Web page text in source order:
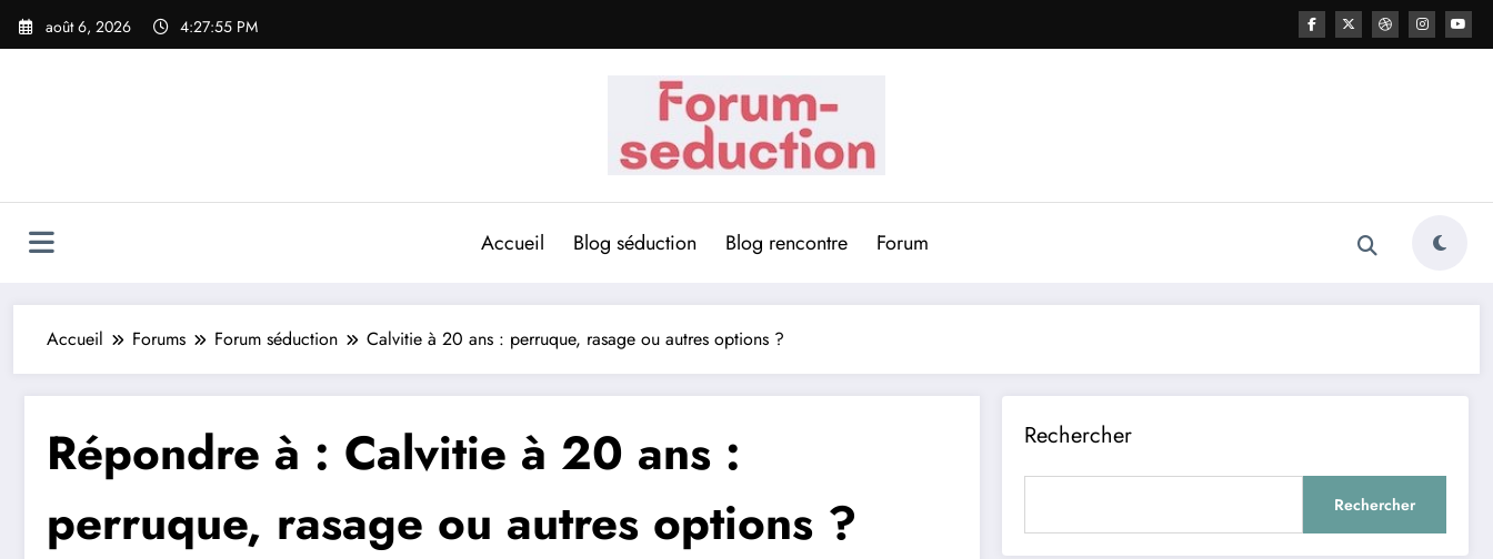
Aller
août 6, 2026 4:27:55 PM
Accueil Blog séduction Blog rencontre Forum
Accueil Forums Forum séduction Calvitie à 20 ans : perruque, rasage ou autres options ?
Répondre à : Calvitie à 20 ans :
perruque, rasage ou autres options ?
Rechercher
Rechercher